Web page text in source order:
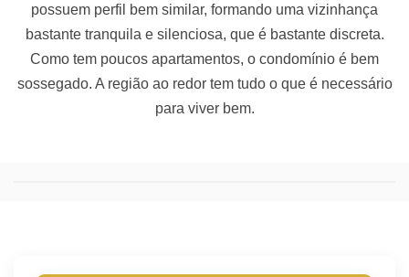
possuem perfil bem similar, formando uma vizinhança
bastante tranquila e silenciosa, que é bastante discreta.
Como tem poucos apartamentos, o condomínio é bem
sossegado. A região ao redor tem tudo o que é necessário
para viver bem.